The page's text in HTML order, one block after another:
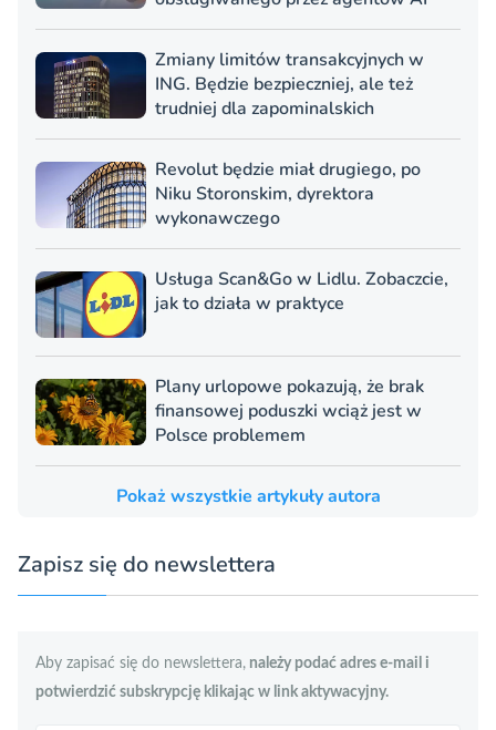
Zmiany limitów transakcyjnych w
ING. Będzie bezpieczniej, ale też
trudniej dla zapominalskich
Revolut będzie miał drugiego, po
Niku Storonskim, dyrektora
wykonawczego
Usługa Scan&Go w Lidlu. Zobaczcie,
jak to działa w praktyce
Plany urlopowe pokazują, że brak
finansowej poduszki wciąż jest w
Polsce problemem
Pokaż wszystkie artykuły autora
Zapisz się do newslettera
Aby zapisać się do newslettera, należy podać adres e-mail i
potwierdzić subskrypcję klikając w link aktywacyjny.